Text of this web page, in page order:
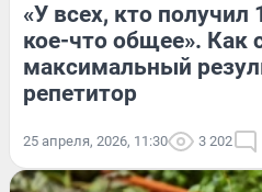
«У всех, кто получил
кое-что общее». Как
максимальный
репетитор
25 апреля, 2026, 11:30 3 202